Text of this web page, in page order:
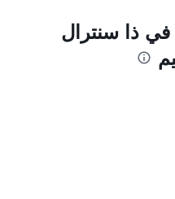
في ذا سنترال